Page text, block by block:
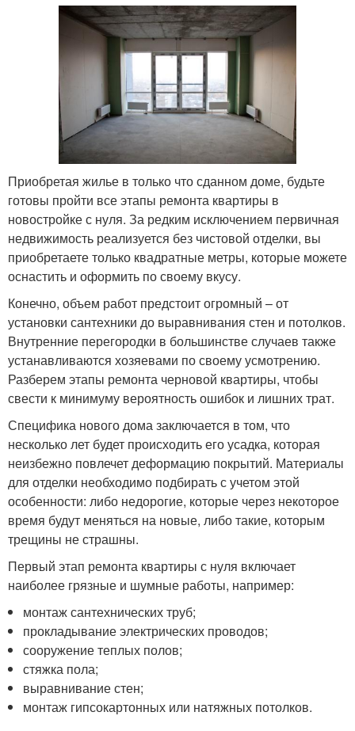
Приобретая жилье в только что сданном доме, будьте
готовы пройти все этапы ремонта квартиры в
новостройке с нуля. За редким исключением первичная
недвижимость реализуется без чистовой отделки, вы
приобретаете только квадратные метры, которые можете
оснастить и оформить по своему вкусу.
Конечно, объем работ предстоит огромный – от
установки сантехники до выравнивания стен и потолков.
Внутренние перегородки в большинстве случаев также
устанавливаются хозяевами по своему усмотрению.
Разберем этапы ремонта черновой квартиры, чтобы
свести к минимуму вероятность ошибок и лишних трат.
Специфика нового дома заключается в том, что
несколько лет будет происходить его усадка, которая
неизбежно повлечет деформацию покрытий. Материалы
для отделки необходимо подбирать с учетом этой
особенности: либо недорогие, которые через некоторое
время будут меняться на новые, либо такие, которым
трещины не страшны.
Первый этап ремонта квартиры с нуля включает
наиболее грязные и шумные работы, например:
монтаж сантехнических труб;
прокладывание электрических проводов;
сооружение теплых полов;
стяжка пола;
выравнивание стен;
монтаж гипсокартонных или натяжных потолков.